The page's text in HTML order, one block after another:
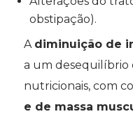
obstipação).
A diminuição de
a um desequilíbrio
nutricionais, com
e de massa